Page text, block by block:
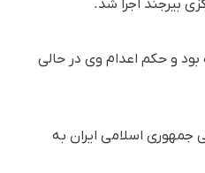
و حکم اعدام وی در حالی
قضایی جمهوری اسلامی ایران به